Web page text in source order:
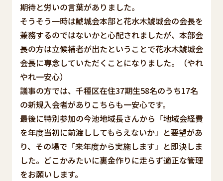
期待と労いの言葉がありました。
そうそう一時は鯱城会本部と花水木鯱城会の会長を
兼務するのではないかと心配されましたが、本部会
長の方は立候補者が出たということで花水木鯱城会
会長に専念していただくことになりました。（やれ
やれ一安心）
議事の方では、千種区在住37期生58名のうち17名
の新規入会者がありこちらも一安心です。
最後に特別参加の今池地域長さんから「地域会経費
を年度当初に前渡ししてもらえないか」と要望があ
り、その場で「来年度から実施します」と即決しま
した。どこかみたいに裏金作りに走らず適正な管理
をお願いします。